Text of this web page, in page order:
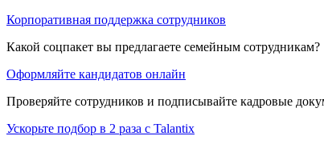
Корпоративная поддержка сотрудников
Какой соцпакет вы предлагаете семейным сотрудникам?
Оформляйте кандидатов онлайн
Проверяйте сотрудников и подписывайте кадровые
Ускорьте подбор в 2 раза с Talantix